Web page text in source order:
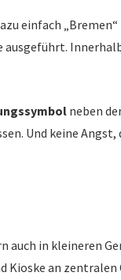
einfach
ausgeführt.
neben
Und keine Angst,
in kleineren
Kioske an zentralen